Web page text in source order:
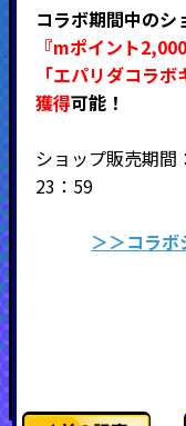
コラボ期間中のシ
『mポイント
「エパリダコラボ
獲得可能！
ショップ販売期
23：59
＞＞コラ